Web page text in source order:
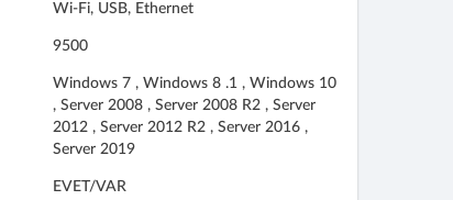
Wi-Fi, USB, Ethernet
9500
Windows 7 , Windows 8 .1 , Windows 10
, Server 2008 , Server 2008 R2 , Server
2012 , Server 2012 R2 , Server 2016 ,
Server 2019
EVET/VAR